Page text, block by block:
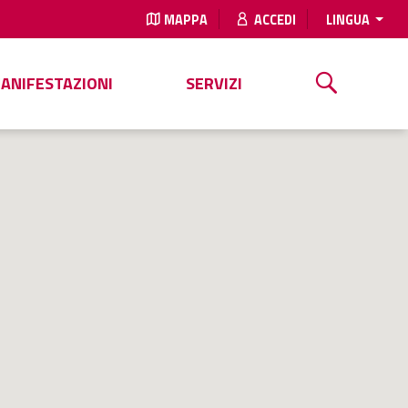
MAPPA ACCEDI LINGUA
SERVIZI